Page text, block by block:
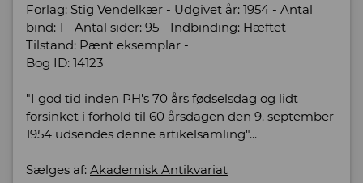
Forlag: Stig Vendelkær - Udgivet år: 1954 - Antal
bind: 1 - Antal sider: 95 - Indbinding: Hæftet -
Tilstand: Pænt eksemplar -
Bog ID: 14123
"I god tid inden PH's 70 års fødselsdag og lidt
forsinket i forhold til 60 årsdagen den 9. september
1954 udsendes denne artikelsamling"...
Sælges af: Akademisk Antikvariat